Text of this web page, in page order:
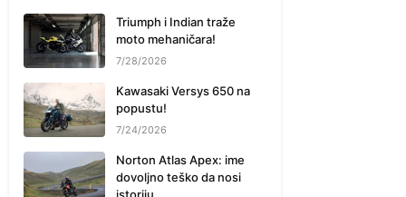
Triumph i Indian traže
moto mehaničara!
7/28/2026
Kawasaki Versys 650 na
popustu!
7/24/2026
Norton Atlas Apex: ime
dovoljno teško da nosi